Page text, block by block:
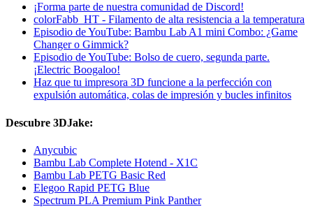
¡Forma parte de nuestra comunidad de Discord!
colorFabb_HT - Filamento de alta resistencia a la temperatura
Episodio de YouTube: Bambu Lab A1 mini Combo: ¿Game
Changer o Gimmick?
Episodio de YouTube: Bolso de cuero, segunda parte.
¡Electric Boogaloo!
Haz que tu impresora 3D funcione a la perfección con
expulsión automática, colas de impresión y bucles infinitos
Descubre 3DJake:
Anycubic
Bambu Lab Complete Hotend - X1C
Bambu Lab PETG Basic Red
Elegoo Rapid PETG Blue
Spectrum PLA Premium Pink Panther